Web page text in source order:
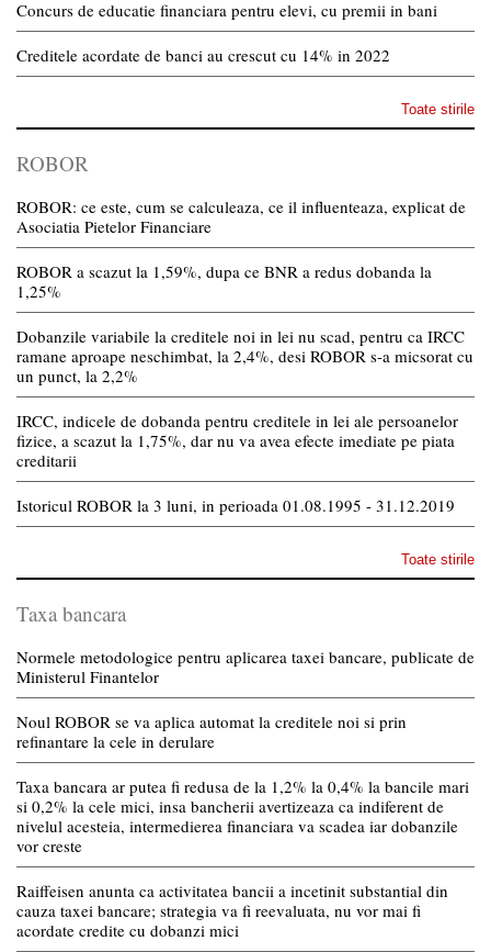
Concurs de educatie financiara pentru elevi, cu premii in bani
Creditele acordate de banci au crescut cu 14% in 2022
Toate stirile
ROBOR
ROBOR: ce este, cum se calculeaza, ce il influenteaza, explicat de
Asociatia Pietelor Financiare
ROBOR a scazut la 1,59%, dupa ce BNR a redus dobanda la
1,25%
Dobanzile variabile la creditele noi in lei nu scad, pentru ca IRCC
ramane aproape neschimbat, la 2,4%, desi ROBOR s-a micsorat cu
un punct, la 2,2%
IRCC, indicele de dobanda pentru creditele in lei ale persoanelor
fizice, a scazut la 1,75%, dar nu va avea efecte imediate pe piata
creditarii
Istoricul ROBOR la 3 luni, in perioada 01.08.1995 - 31.12.2019
Toate stirile
Taxa bancara
Normele metodologice pentru aplicarea taxei bancare, publicate de
Ministerul Finantelor
Noul ROBOR se va aplica automat la creditele noi si prin
refinantare la cele in derulare
Taxa bancara ar putea fi redusa de la 1,2% la 0,4% la bancile mari
si 0,2% la cele mici, insa bancherii avertizeaza ca indiferent de
nivelul acesteia, intermedierea financiara va scadea iar dobanzile
vor creste
Raiffeisen anunta ca activitatea bancii a incetinit substantial din
cauza taxei bancare; strategia va fi reevaluata, nu vor mai fi
acordate credite cu dobanzi mici